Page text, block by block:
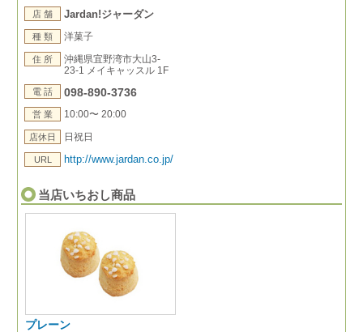
店 舗 Jardan!ジャーダン
種 類 洋菓子
住 所
沖縄県宜野湾市大山3-
23-1 メイキャッスル 1F
電 話 098-890-3736
営 業 10:00〜 20:00
店休日 日祝日
URL http://www.jardan.co.jp/
当店いちおし商品
プレーン